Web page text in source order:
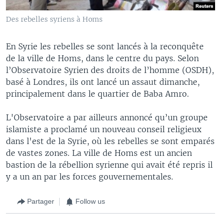
Des rebelles syriens à Homs
En Syrie les rebelles se sont lancés à la reconquête
de la ville de Homs, dans le centre du pays. Selon
l’Observatoire Syrien des droits de l’homme (OSDH),
basé à Londres, ils ont lancé un assaut dimanche,
principalement dans le quartier de Baba Amro.
L'Observatoire a par ailleurs annoncé qu’un groupe
islamiste a proclamé un nouveau conseil religieux
dans l'est de la Syrie, où les rebelles se sont emparés
de vastes zones. La ville de Homs est un ancien
bastion de la rébellion syrienne qui avait été repris il
y a un an par les forces gouvernementales.
Partager Follow us